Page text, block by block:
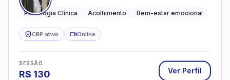
Psicologia Clínica Acolhimento Bem-estar emocional
CRP ativo Online
SESSÃO
R$ 130 Ver Perfil